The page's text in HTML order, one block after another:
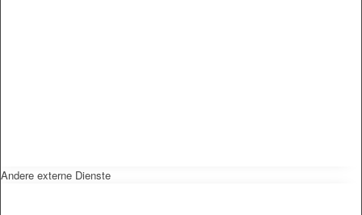
Andere externe Dienste